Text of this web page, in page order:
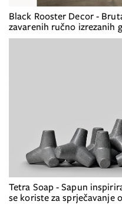
Black Rooster Decor -
zavarenih ručno izrezanih
Tetra Soap - Sapun
se koriste za sprječavanje